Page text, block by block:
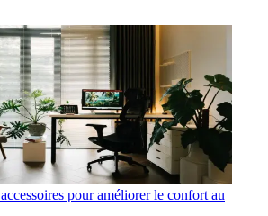
pour améliorer le confort au